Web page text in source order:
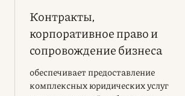
Контракты,
корпоративное право и
сопровождение бизнеса
обеспечивает предоставление
комплексных юридических услуг